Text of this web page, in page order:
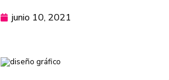
junio 10, 2021